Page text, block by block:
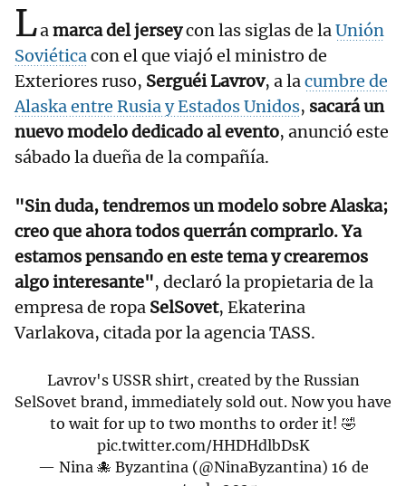
Lamarca del jerseycon las siglas de laUnión
Soviéticacon el que viajó el ministro de
Exteriores ruso, Serguéi Lavrov, a lacumbre de
Alaska entre Rusia y Estados Unidos, sacará un
nuevo modelo dedicado al evento, anunció este
sábado la dueña de la compañía.
"Sin duda, tendremos un modelo sobre Alaska;
creo que ahora todos querrán comprarlo. Ya
estamos pensando en este tema y crearemos
algo interesante", declaró la propietaria de la
empresa de ropa SelSovet, Ekaterina
Varlakova, citada por la agencia TASS.
Lavrov's USSR shirt, created by the Russian
SelSovet brand, immediately sold out. Now you have
to wait for up to two months to order it! 🤣
pic.twitter.com/HHDHdlbDsK
— Nina 🐙 Byzantina (@NinaByzantina) 16 de